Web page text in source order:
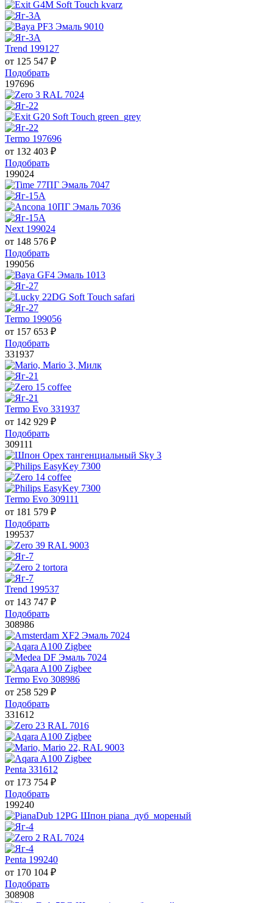
Trend 199127
от 125 547 ₽
Подобрать
197696
Termo 197696
от 132 403 ₽
Подобрать
199024
Next 199024
от 148 576 ₽
Подобрать
199056
Termo 199056
от 157 653 ₽
Подобрать
331937
Termo Evo 331937
от 142 929 ₽
Подобрать
309111
Termo Evo 309111
от 181 579 ₽
Подобрать
199537
Trend 199537
от 143 747 ₽
Подобрать
308986
Termo Evo 308986
от 258 529 ₽
Подобрать
331612
Penta 331612
от 173 754 ₽
Подобрать
199240
Penta 199240
от 170 104 ₽
Подобрать
308908